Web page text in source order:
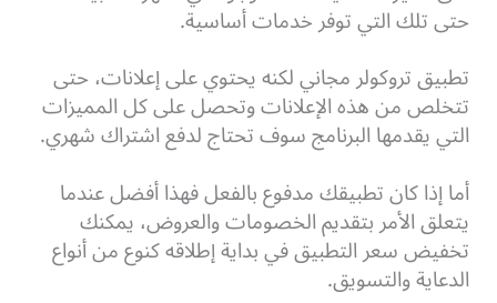
حتى تلك التي توفر خدمات أساسية.
تطبيق تروكولر مجاني لكنه يحتوي على إعلانات، حتى
تتخلص من هذه الإعلانات وتحصل على كل المميزات
التي يقدمها البرنامج سوف تحتاج لدفع اشتراك شهري.
أما إذا كان تطبيقك مدفوع بالفعل فهذا أفضل عندما
يتعلق الأمر بتقديم الخصومات والعروض، يمكنك
تخفيض سعر التطبيق في بداية إطلاقه كنوع من أنواع
الدعاية والتسويق.